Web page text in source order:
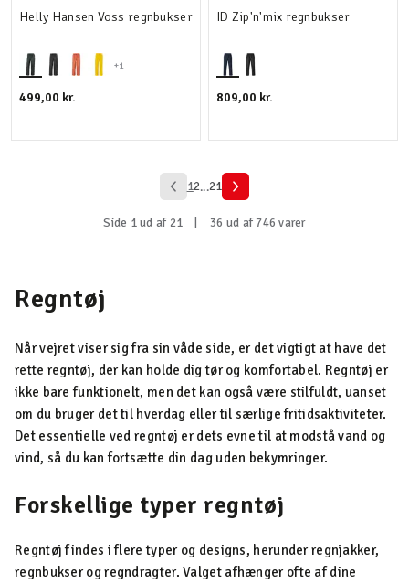
+1
Helly Hansen Voss regnbukser
499,00 kr.
ID Zip'n'mix regnbukser
809,00 kr.
12...21
Side 1 ud af 21 36 ud af 746 varer
Regntøj
Når vejret viser sig fra sin våde side, er det vigtigt at have det
rette regntøj, der kan holde dig tør og komfortabel. Regntøj er
ikke bare funktionelt, men det kan også være stilfuldt, uanset
om du bruger det til hverdag eller til særlige fritidsaktiviteter.
Det essentielle ved regntøj er dets evne til at modstå vand og
vind, så du kan fortsætte din dag uden bekymringer.
Forskellige typer regntøj
Regntøj findes i flere typer og designs, herunder regnjakker,
regnbukser og regndragter. Valget afhænger ofte af dine